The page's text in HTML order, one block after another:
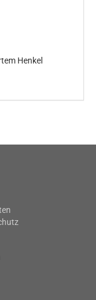
Henkel